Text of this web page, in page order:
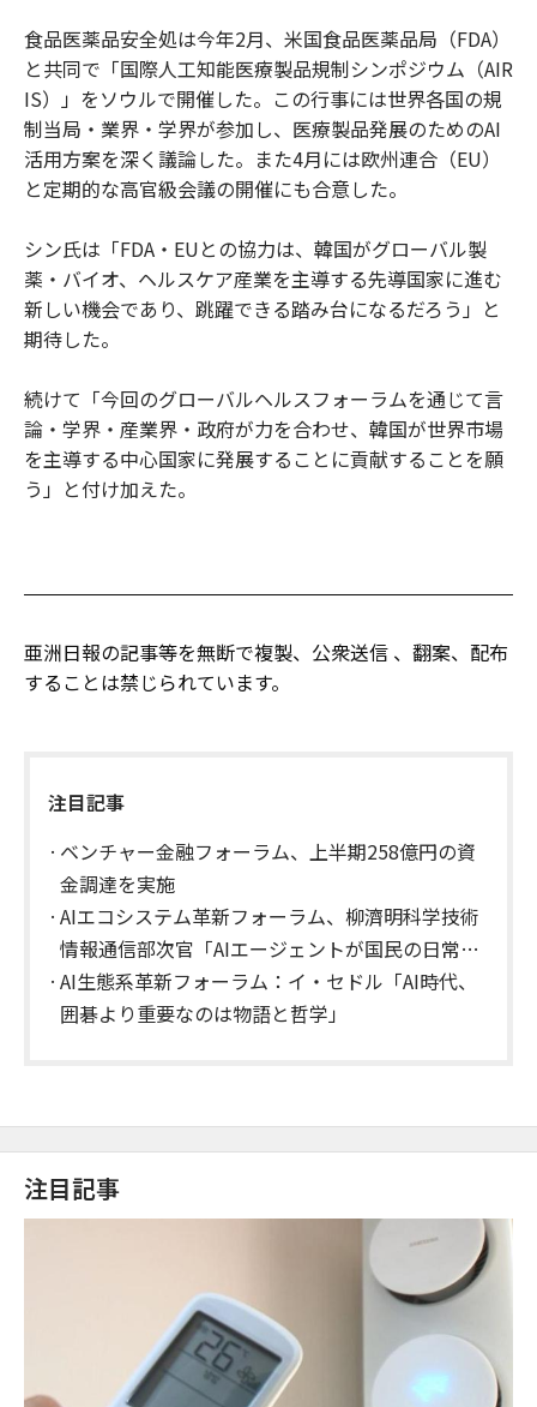
食品医薬品安全処は今年2月、米国食品医薬品局（FDA）
と共同で「国際人工知能医療製品規制シンポジウム（AIR
IS）」をソウルで開催した。この行事には世界各国の規
制当局・業界・学界が参加し、医療製品発展のためのAI
活用方案を深く議論した。また4月には欧州連合（EU）
と定期的な高官級会議の開催にも合意した。
シン氏は「FDA・EUとの協力は、韓国がグローバル製
薬・バイオ、ヘルスケア産業を主導する先導国家に進む
新しい機会であり、跳躍できる踏み台になるだろう」と
期待した。
続けて「今回のグローバルヘルスフォーラムを通じて言
論・学界・産業界・政府が力を合わせ、韓国が世界市場
を主導する中心国家に発展することに貢献することを願
う」と付け加えた。
亜洲日報の記事等を無断で複製、公衆送信 、翻案、配布
することは禁じられています。
注目記事
ベンチャー金融フォーラム、上半期258億円の資
金調達を実施
AIエコシステム革新フォーラム、柳濟明科学技術
情報通信部次官「AIエージェントが国民の日常を
支える、1人1AI時代を開く」
AI生態系革新フォーラム：イ・セドル「AI時代、
囲碁より重要なのは物語と哲学」
注目記事